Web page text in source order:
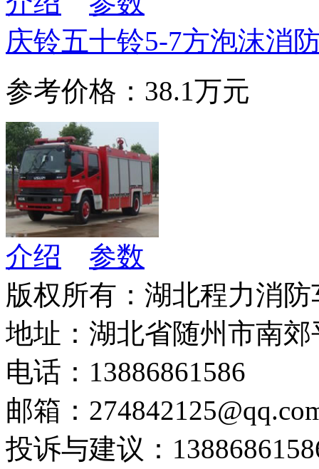
庆铃五十铃5-7方泡沫消
参考价格：38.1万元
介绍
参数
版权所有：湖北程力消
地址：湖北省随州市南
电话：13886861586
邮箱：
投诉与建议：